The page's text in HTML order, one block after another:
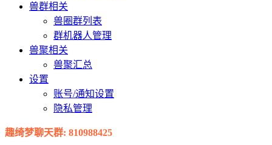
兽群相关
兽圈群列表
群机器人管理
兽聚相关
兽聚汇总
设置
账号/通知设置
隐私管理
趣绮梦聊天群: 810988425